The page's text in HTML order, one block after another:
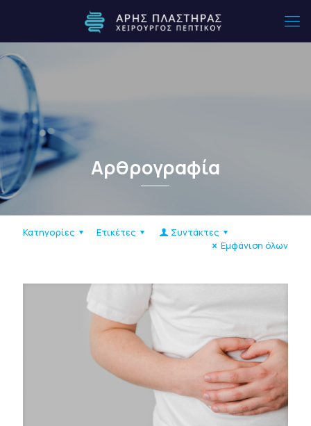
Αρθρογραφία
Κατηγορίες Ετικέτες
Συντάκτες
Εμφάνιση όλων